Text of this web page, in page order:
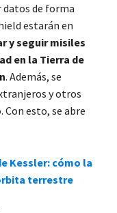
datos de forma
estarán en
y seguir misiles
en la Tierra de
. Además, se
y otros
esto, se abre
Kessler: cómo la
terrestre